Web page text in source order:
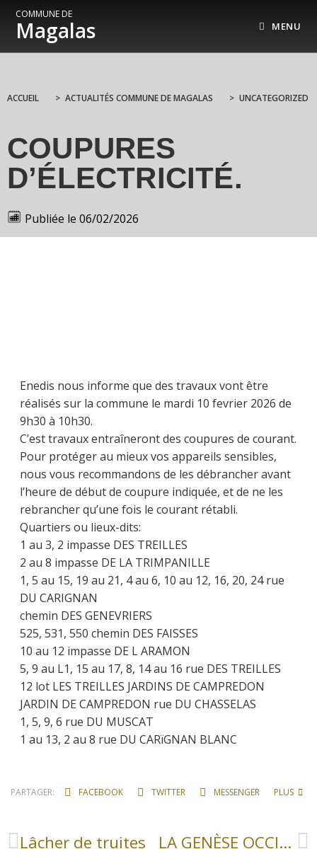
COMMUNE DE
Magalas MENU
ACCUEIL > ACTUALITÉS COMMUNE DE MAGALAS > UNCATEGORIZED
COUPURES
D’ÉLECTRICITÉ.
Publiée le 06/02/2026
Enedis nous informe que des travaux vont être
réalisés sur la commune le mardi 10 fevrier 2026 de
9h30 à 10h30.
C’est travaux entraîneront des coupures de courant.
Pour protéger au mieux vos appareils sensibles,
nous vous recommandons de les débrancher avant
l’heure de début de coupure indiquée, et de ne les
rebrancher qu’une fois le courant rétabli.
Quartiers ou lieux-dits:
1 au 3, 2 impasse DES TREILLES
2 au 8 impasse DE LA TRIMPANILLE
1, 5 au 15, 19 au 21, 4 au 6, 10 au 12, 16, 20, 24 rue
DU CARIGNAN
chemin DES GENEVRIERS
525, 531, 550 chemin DES FAISSES
10 au 12 impasse DE L ARAMON
5, 9 au L1, 15 au 17, 8, 14 au 16 rue DES TREILLES
12 lot LES TREILLES JARDINS DE CAMPREDON
JARDIN DE CAMPREDON rue DU CHASSELAS
1, 5, 9, 6 rue DU MUSCAT
1 au 13, 2 au 8 rue DU CARïGNAN BLANC
PARTAGER: FACEBOOK TWITTER MESSENGER PLUS
Lâcher de truites LA GENÈSE OCCITANE ORGANISE UNE JOURNÉE ESCALE À SÈTE